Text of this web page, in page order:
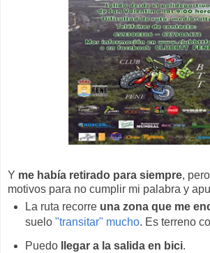
Y me había retirado para siempre,
motivos para no cumplir mi palabra y
La ruta recorre una zona que me
suelo "transitar" mucho. Es terreno
Puedo
llegar a la salida en bici.